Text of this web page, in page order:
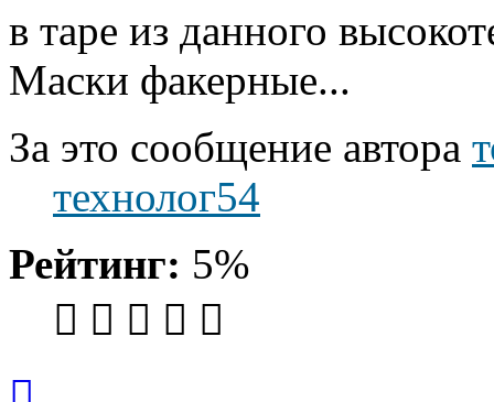
в таре из данного
Маски факерные...
За это сообщение автора
технолог54
Рейтинг: 5%